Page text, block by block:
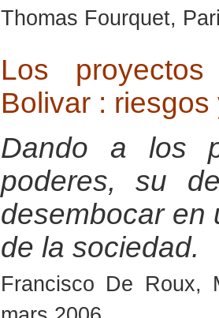
Thomas Fourquet,
Los
Bolivar :
Dando a los
poderes, su
desembocar en
de la sociedad.
Francisco De Roux,